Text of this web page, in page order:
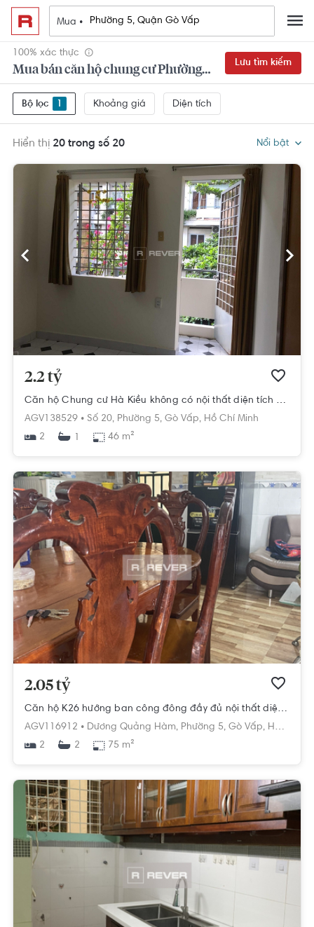
Mua •
100% xác thực
Mua bán căn hộ chung cư Phường 5, Quận Gò Vấp
Lưu tìm kiếm
Bộ lọc 1 Khoảng giá Diện tích
Hiển thị 20 trong số 20 Nổi bật
2.2 tỷ
Căn hộ Chung cư Hà Kiều không có nội thất diện tích 46m².
AGV138529 • Số 20, Phường 5, Gò Vấp, Hồ Chí Minh
2
1 46 m²
2.05 tỷ
Căn hộ K26 hướng ban công đông đầy đủ nội thất diện tích 75m².
AGV116912 • Dương Quảng Hàm, Phường 5, Gò Vấp, Hồ Chí Minh
2
2 75 m²